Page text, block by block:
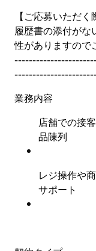
【ご応募いただく
履歴書の添付がな
性がありますので
業務内容
店舗での接
品陳列
レジ操作や
サポート